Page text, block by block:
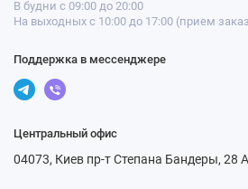
В будни с 09:00 до 20:00
На выходных с 10:00 до 17:00 (прием
Поддержка в мессенджере
Центральный офис
04073, Киев пр-т Степана Бандеры, 28